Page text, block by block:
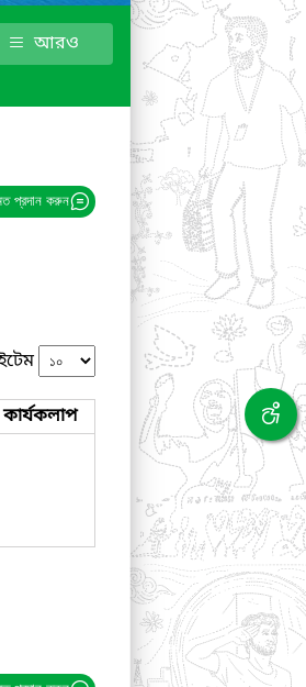
আরও
প্রদান করুন
কার্যকলাপ